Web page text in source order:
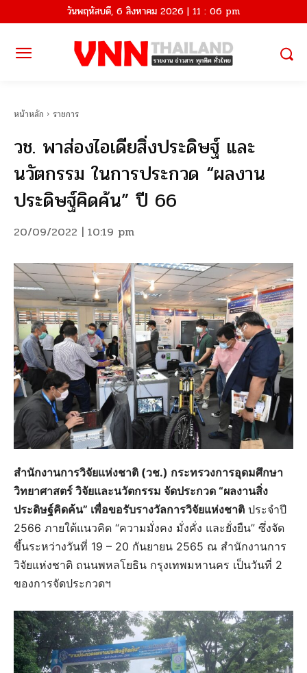
วันพฤหัสบดี, 6 สิงหาคม 2026 | 11 : 06 pm
หน้าหลัก ราชการ
วช. พาส่องไอเดียสิ่งประดิษฐ์ และ
นวัตกรรม ในการประกวด “ผลงาน
ประดิษฐ์คิดค้น” ปี 66
20/09/2022 | 10:19 pm
สำนักงานการวิจัยแห่งชาติ (วช.) กระทรวงการอุดมศึกษา
วิทยาศาสตร์ วิจัยและนวัตกรรม จัดประกวด “ผลงานสิ่ง
ประดิษฐ์คิดค้น” เพื่อขอรับรางวัลการวิจัยแห่งชาติ ประจำปี
2566 ภายใต้แนวคิด “ความมั่งคง มั่งคั่ง และยั่งยืน” ซึ่งจัด
ขึ้นระหว่างวันที่ 19 – 20 กันยายน 2565 ณ สำนักงานการ
วิจัยแห่งชาติ ถนนพหลโยธิน กรุงเทพมหานคร เป็นวันที่ 2
ของการจัดประกวดฯ